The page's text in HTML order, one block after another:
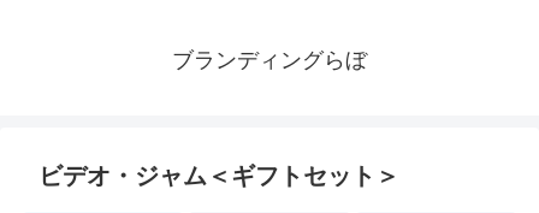
ブランディングらぼ
ビデオ・ジャム＜ギフトセット＞